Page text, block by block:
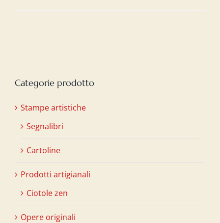
Categorie prodotto
Stampe artistiche
Segnalibri
Cartoline
Prodotti artigianali
Ciotole zen
Opere originali